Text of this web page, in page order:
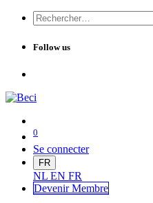
Follow us
0
Se connecter
FR
NL EN FR
Devenir Membre